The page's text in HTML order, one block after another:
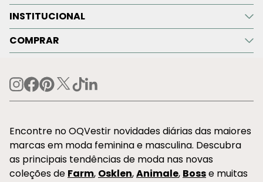
INSTITUCIONAL
COMPRAR
Encontre no OQVestir novidades diárias das maiores
marcas em moda feminina e masculina. Descubra
as principais tendências de moda nas novas
coleções de Farm, Osklen,Animale, Bosse muitas